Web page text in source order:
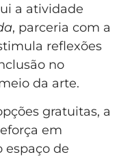
a atividade
, parceria com a
reflexões
no
da arte.
gratuitas, a
em
espaço de